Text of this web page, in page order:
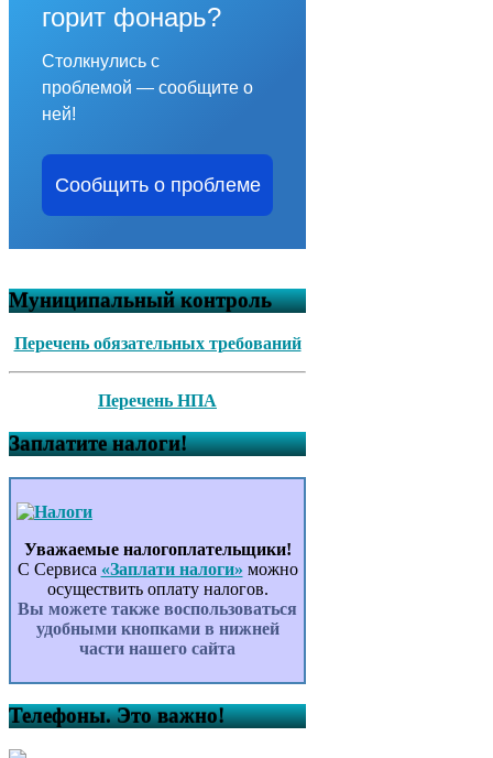
горит фонарь?
Столкнулись с
проблемой — сообщите о
ней!
Сообщить о проблеме
Муниципальный контроль
Перечень обязательных требований
Перечень НПА
Заплатите налоги!
Уважаемые налогоплательщики!
С Сервиса «Заплати налоги» можно
осуществить оплату налогов.
Вы можете также воспользоваться
удобными кнопками в нижней
части нашего сайта
Телефоны. Это важно!